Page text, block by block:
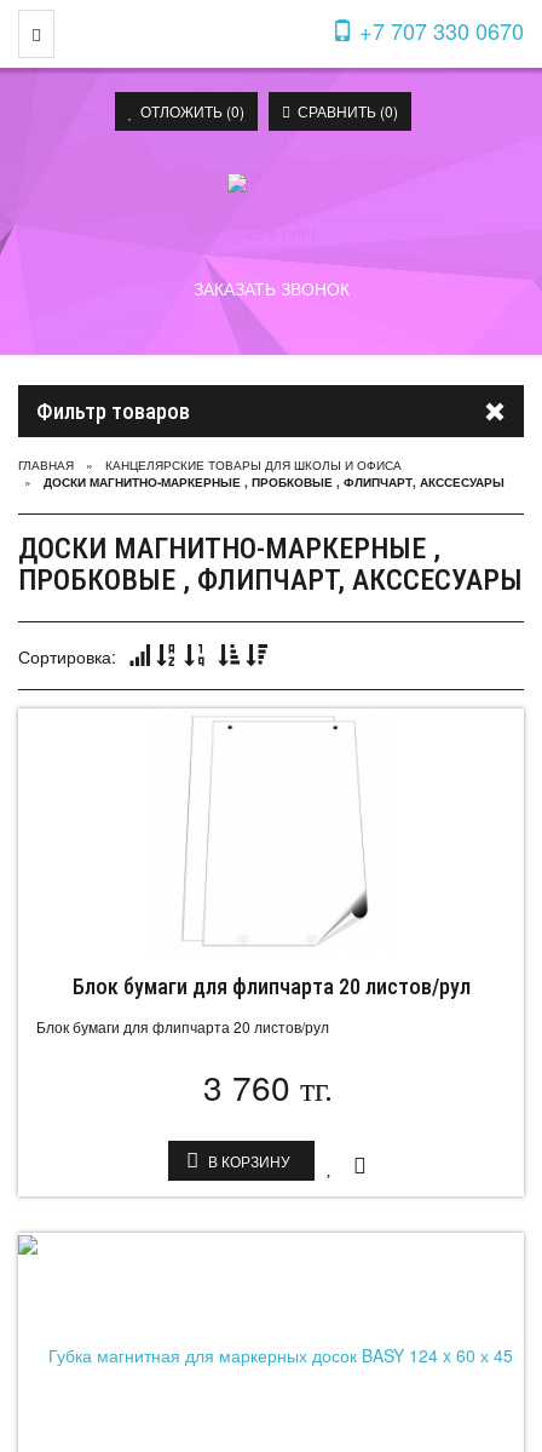
ОТЛОЖИТЬ (0) СРАВНИТЬ (0)
ЗАКАЗАТЬ ЗВОНОК
+7 707 330 0670
Toggle Navigation
Фильтр товаров
ГЛАВНАЯ
КАНЦЕЛЯРСКИЕ ТОВАРЫ ДЛЯ ШКОЛЫ И ОФИСА
ДОСКИ МАГНИТНО-МАРКЕРНЫЕ , ПРОБКОВЫЕ , ФЛИПЧАРТ, АКССЕСУАРЫ
ДОСКИ МАГНИТНО-МАРКЕРНЫЕ ,
ПРОБКОВЫЕ , ФЛИПЧАРТ, АКССЕСУАРЫ
Сортировка:
Блок бумаги для флипчарта 20 листов/рул
Блок бумаги для флипчарта 20 листов/рул
3 760 тг.
В КОРЗИНУ